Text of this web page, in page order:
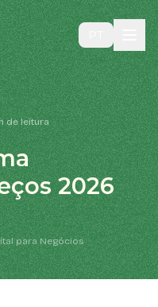
de leitura
2026
para Negócios